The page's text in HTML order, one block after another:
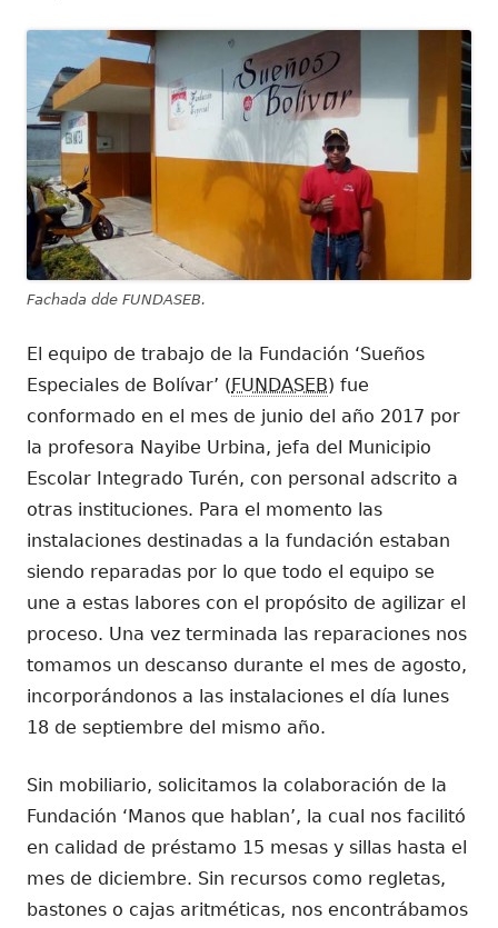
Fachada dde FUNDASEB.
El equipo de trabajo de la Fundación ‘Sueños
Especiales de Bolívar’ (FUNDASEB) fue
conformado en el mes de junio del año 2017 por
la profesora Nayibe Urbina, jefa del Municipio
Escolar Integrado Turén, con personal adscrito a
otras instituciones. Para el momento las
instalaciones destinadas a la fundación estaban
siendo reparadas por lo que todo el equipo se
une a estas labores con el propósito de agilizar el
proceso. Una vez terminada las reparaciones nos
tomamos un descanso durante el mes de agosto,
incorporándonos a las instalaciones el día lunes
18 de septiembre del mismo año.
Sin mobiliario, solicitamos la colaboración de la
Fundación ‘Manos que hablan’, la cual nos facilitó
en calidad de préstamo 15 mesas y sillas hasta el
mes de diciembre. Sin recursos como regletas,
bastones o cajas aritméticas, nos encontrábamos